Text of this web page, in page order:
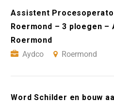
Assistent
Roermond – 3 ploegen –
Roermond
Aydco
Roermond
Word Schilder en bouw